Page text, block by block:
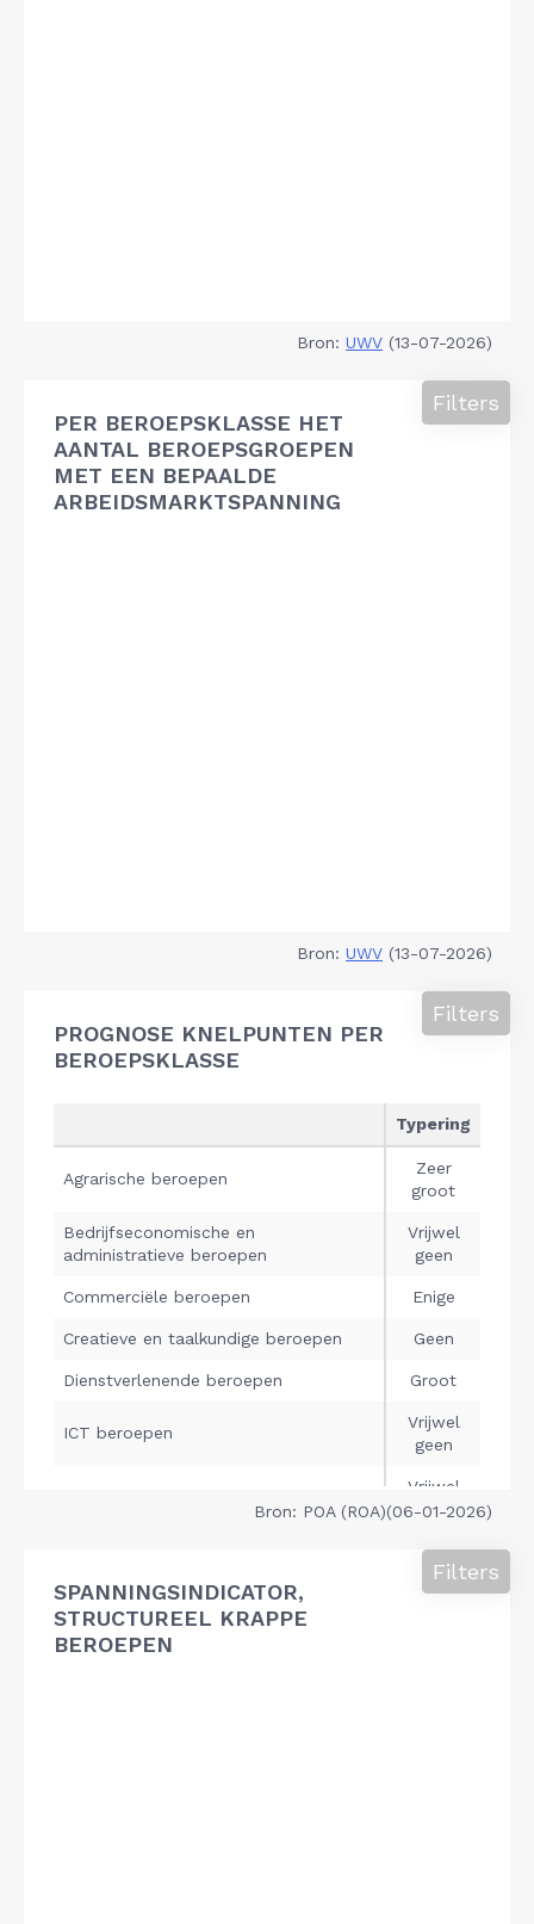
Bron: UWV (13-07-2026)
PER BEROEPSKLASSE HET
AANTAL BEROEPSGROEPEN
MET EEN BEPAALDE
ARBEIDSMARKTSPANNING
Filters
Bron: UWV (13-07-2026)
PROGNOSE KNELPUNTEN PER
BEROEPSKLASSE
Filters
Bron: POA (ROA)(06-01-2026)
SPANNINGSINDICATOR,
STRUCTUREEL KRAPPE
BEROEPEN
Filters